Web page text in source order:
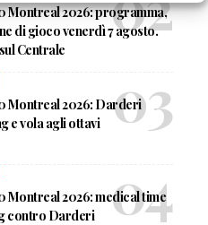
Montreal 2026: programma,
di gioco venerdì 7 agosto.
Centrale
Montreal 2026: Darderi
e vola agli ottavi
Montreal 2026: medical time
contro Darderi